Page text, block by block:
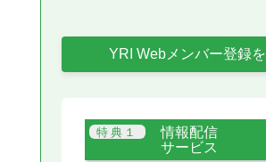
YRI Webメンバー登録
情報配信
サービス